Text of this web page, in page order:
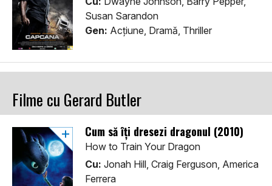
Susan Sarandon
Gen: Acţiune, Dramă, Thriller
Filme cu Gerard Butler
Cum să îți dresezi dragonul (2010)
How to Train Your Dragon
Cu: Jonah Hill, Craig Ferguson, America
Ferrera